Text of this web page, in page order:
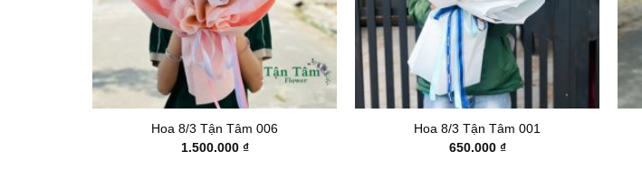
Hoa 8/3 Tận Tâm 006
1.500.000 ₫
Hoa 8/3 Tận Tâm 001
650.000 ₫